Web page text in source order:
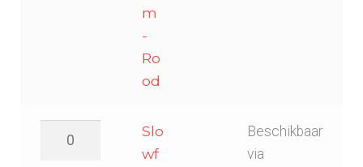
m
-
Ro
od
Slo
wf
Beschikbaar
via